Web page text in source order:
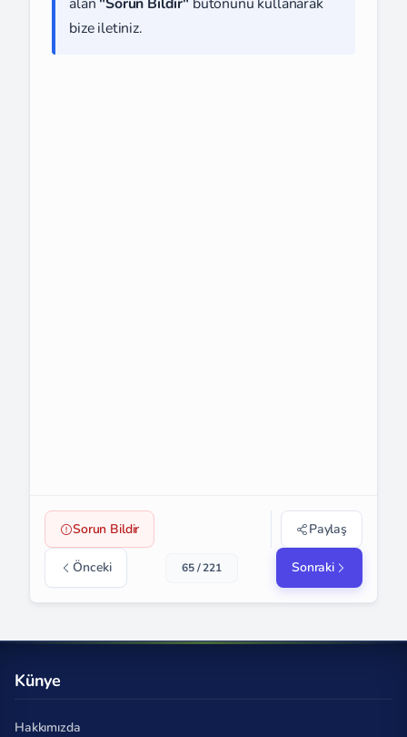
alan "Sorun Bildir" butonunu kullanarak
bize iletiniz.
Sorun Bildir Paylaş
Önceki 65 / 221 Sonraki
Künye
Hakkımızda